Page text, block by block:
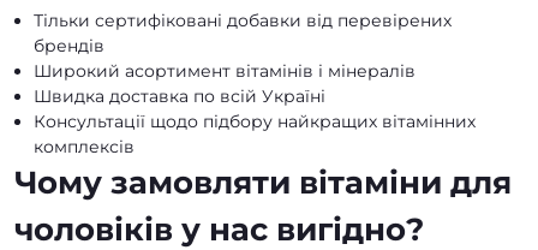
Тільки сертифіковані добавки від перевірених
брендів
Широкий асортимент вітамінів і мінералів
Швидка доставка по всій Україні
Консультації щодо підбору найкращих вітамінних
комплексів
Чому замовляти вітаміни для
чоловіків у нас вигідно?